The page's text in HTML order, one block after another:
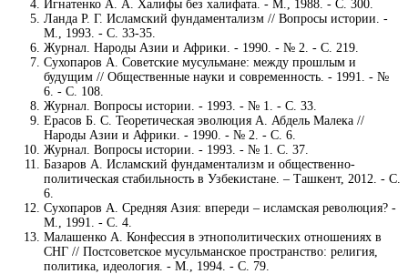
Игнатенко А. А. Халифы без халифата. - М., 1988. - С. 300.
Ланда Р. Г. Исламский фундаментализм // Вопросы истории. -
М., 1993. - С. 33-35.
Журнал. Народы Азии и Африки. - 1990. - № 2. - С. 219.
Сухопаров А. Советские мусульмане: между прошлым и
будущим // Общественные науки и современность. - 1991. - №
6. - С. 108.
Журнал. Вопросы истории. - 1993. - № 1. - С. 33.
Ерасов Б. С. Теоретическая эволюция А. Абдель Малека //
Народы Азии и Африки. - 1990. - № 2. - С. 6.
Журнал. Вопросы истории. - 1993. - № 1. С. 37.
Базаров А. Исламский фундаментализм и общественно-
политическая стабильность в Узбекистане. – Ташкент, 2012. - С.
6.
Сухопаров А. Средняя Азия: впереди – исламская революция? -
М., 1991. - С. 4.
Малашенко А. Конфессия в этнополитических отношениях в
СНГ // Постсоветское мусульманское пространство: религия,
политика, идеология. - М., 1994. - С. 79.